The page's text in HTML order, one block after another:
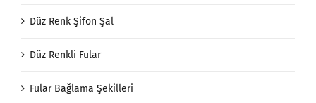
Düz Renk Şifon Şal
Düz Renkli Fular
Fular Bağlama Şekilleri